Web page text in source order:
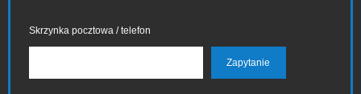
Skrzynka pocztowa / telefon